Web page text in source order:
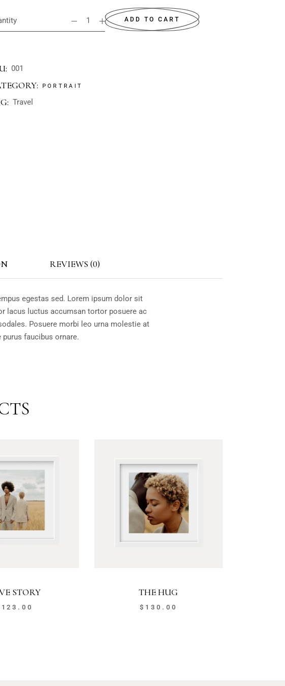
ADD TO CART
001
PORTRAIT
Travel
REVIEWS (0)
egestas sed. Lorem ipsum dolor sit
lacus luctus accumsan tortor posuere ac
Posuere morbi leo urna molestie at
faucibus ornare.
STORY
123.00
THE HUG
$ 130.00